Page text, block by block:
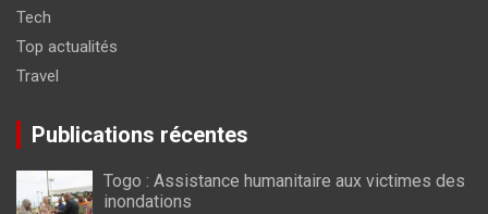
Tech
Top actualités
Travel
Publications récentes
Togo : Assistance humanitaire aux victimes des
inondations